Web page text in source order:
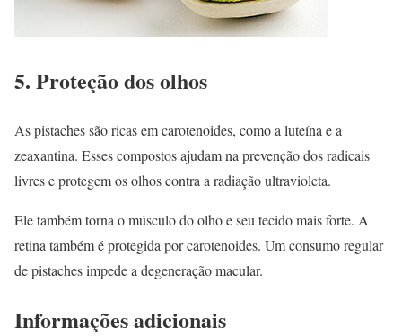
5. Proteção dos olhos
As pistaches são ricas em carotenoides, como a luteína e a
zeaxantina. Esses compostos ajudam na prevenção dos radicais
livres e protegem os olhos contra a radiação ultravioleta.
Ele também torna o músculo do olho e seu tecido mais forte. A
retina também é protegida por carotenoides. Um consumo regular
de pistaches impede a degeneração macular.
Informações adicionais